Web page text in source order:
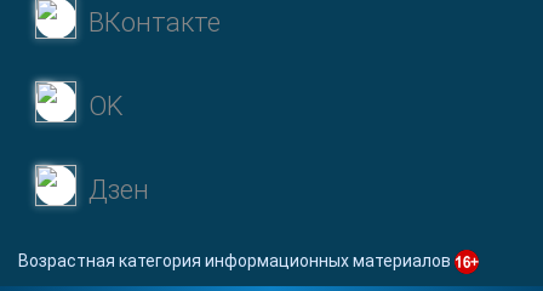
ВКонтакте
OK
Дзен
Возрастная категория информационных материалов